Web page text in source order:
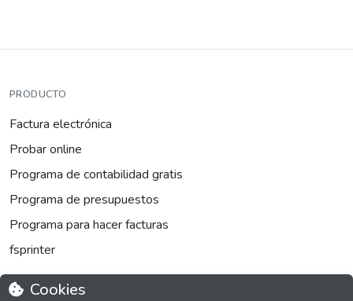
Cookies
PRODUCTO
Factura electrónica
Probar online
Programa de contabilidad gratis
Programa de presupuestos
Programa para hacer facturas
fsprinter